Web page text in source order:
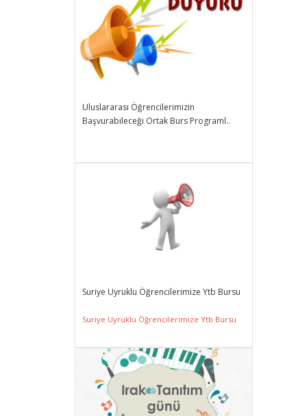
Uluslararası Öğrencilerimizin
Başvurabileceği Ortak Burs Programl..
Suriye Uyruklu Öğrencilerimize Ytb Bursu
Suriye Uyruklu Öğrencilerimize Ytb Bursu